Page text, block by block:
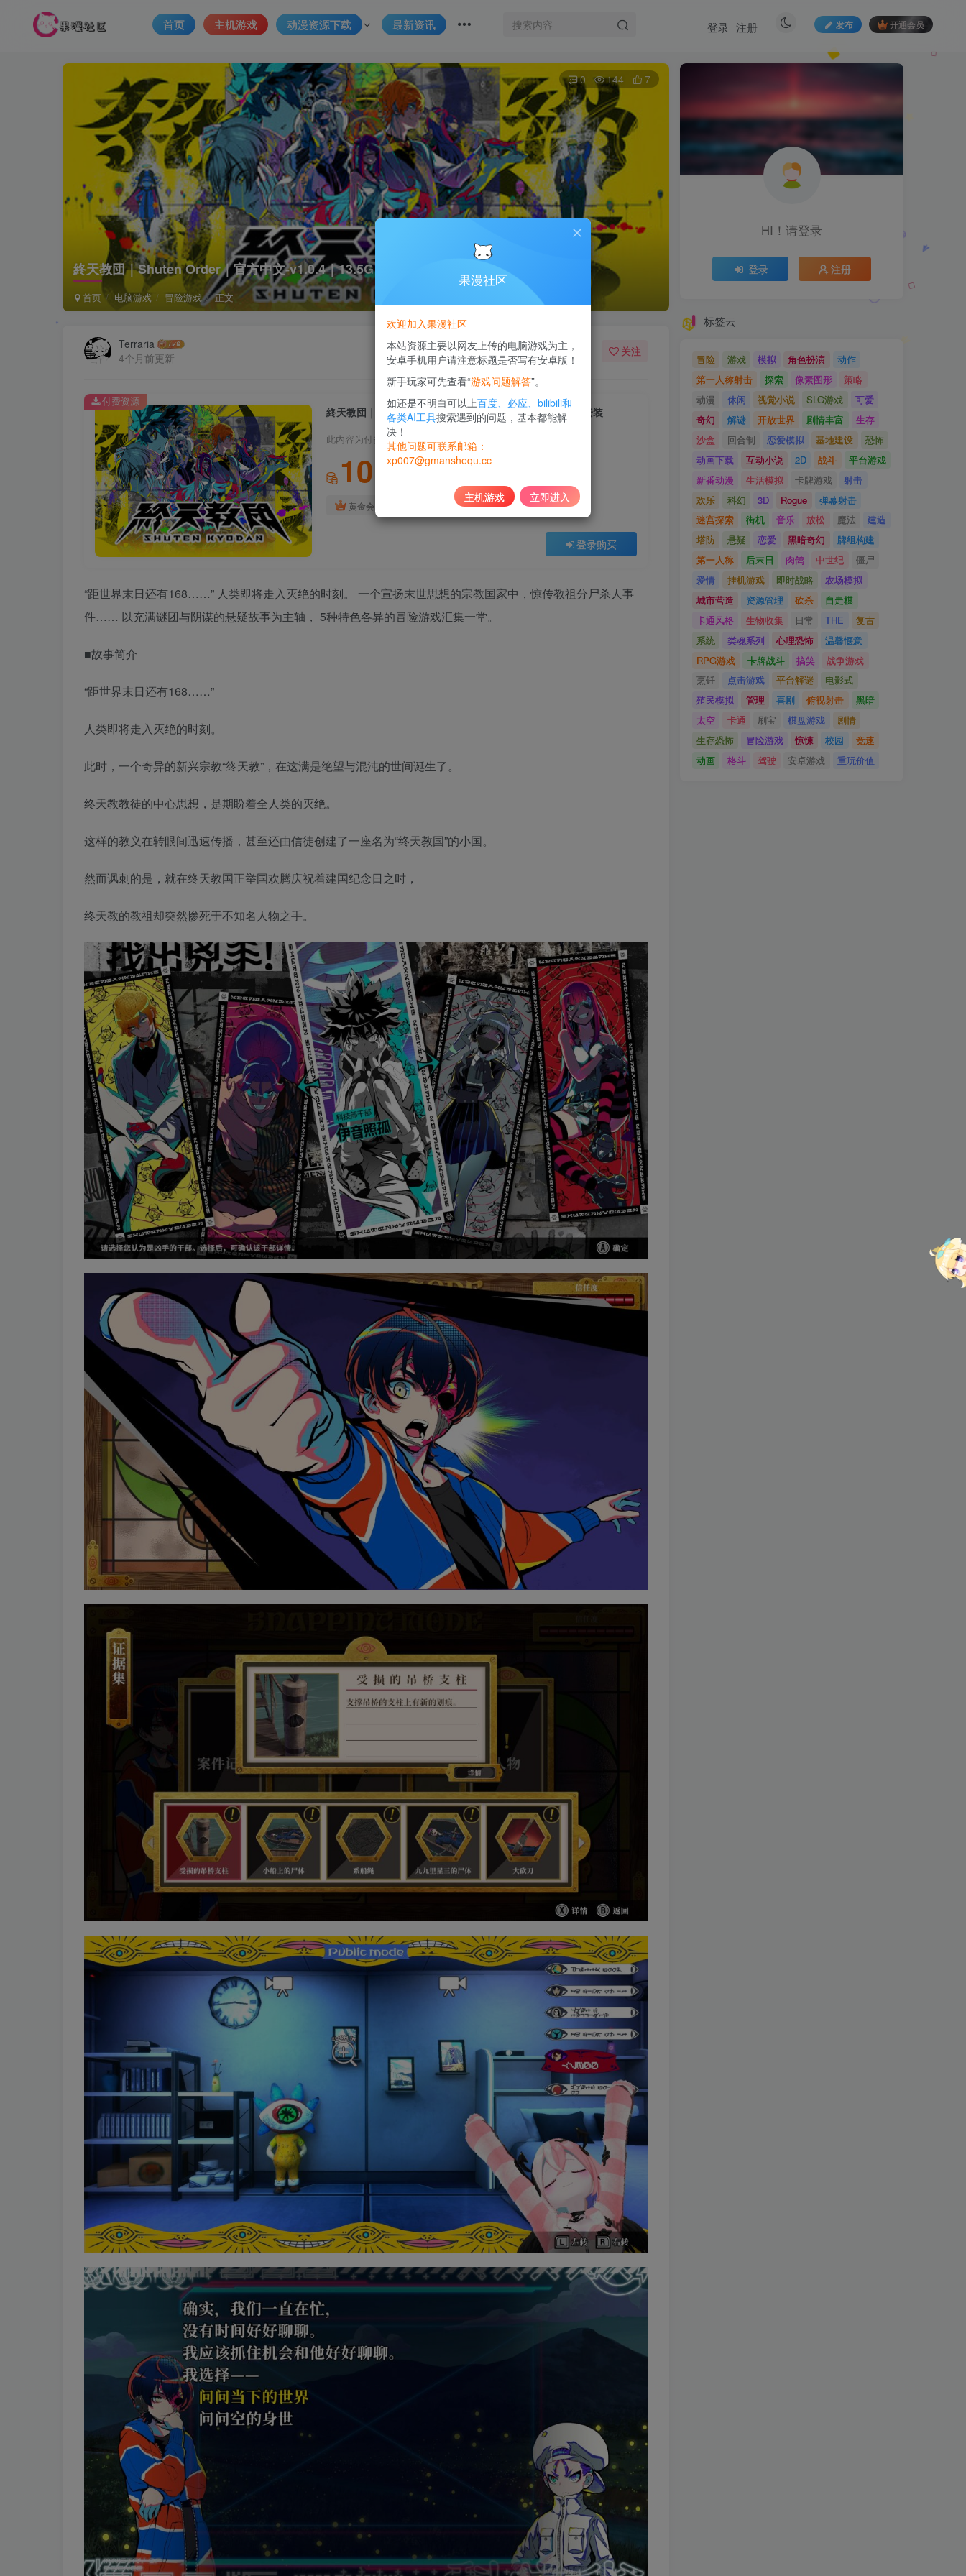
首页 主机游戏 动漫资源下载 最新资讯 发布 开通会员
登录 注册
終天教団｜Shuten Order｜官方中文-v1.0.4｜13.5G｜免安装
首页 电脑游戏 冒险游戏 正文
0 144 7
Terraria
4个月前更新
关注
終天教団｜Shuten Order｜官方中文-v1.0.4｜13.5G｜免安装
此内容为付费资源，请付费后查看
10
黄金会员
登录购买
付费资源
“距世界末日还有168……” 人类即将走入灭绝的时刻。 一个宣扬末世思想的宗教国家中，惊传教祖分尸杀人事
件…… 以充满谜团与阴谋的悬疑故事为主轴， 5种特色各异的冒险游戏汇集一堂。
■故事简介
“距世界末日还有168……”
人类即将走入灭绝的时刻。
此时，一个奇异的新兴宗教“终天教”，在这满是绝望与混沌的世间诞生了。
终天教教徒的中心思想，是期盼着全人类的灭绝。
这样的教义在转眼间迅速传播，甚至还由信徒创建了一座名为“终天教国”的小国。
然而讽刺的是，就在终天教国正举国欢腾庆祝着建国纪念日之时，
终天教的教祖却突然惨死于不知名人物之手。
HI！请登录
登录 注册
标签云
冒险 游戏 模拟 角色扮演
动作
第一人称射击
探索 像素图形
策略
动漫
休闲 视觉小说 SLG游戏
可爱
奇幻
解谜 开放世界 剧情丰富
生存
沙盒
回合制 恋爱模拟 基地建设
恐怖
动画下载
互动小说 2D 战斗
平台游戏
新番动漫
生活模拟 卡牌游戏
射击
欢乐
科幻 3D Rogue
弹幕射击
迷宫探索
街机 音乐 放松 魔法
建造
塔防
悬疑 恋爱 黑暗奇幻
牌组构建
第一人称
后末日 肉鸽 中世纪
僵尸
爱情
挂机游戏 即时战略
农场模拟
城市营造
资源管理 砍杀
自走棋
卡通风格
生物收集 日常 THE
复古
系统
类魂系列 心理恐怖
温馨惬意
RPG游戏
卡牌战斗 搞笑
战争游戏
烹饪
点击游戏 平台解谜
电影式
殖民模拟
管理 喜剧 俯视射击
黑暗
太空
卡通 刷宝 棋盘游戏
剧情
生存恐怖
冒险游戏 惊悚 校园
竞速
动画
格斗 驾驶 安卓游戏 重玩价值
果漫社区
欢迎加入果漫社区
本站资源主要以网友上传的电脑游戏为主，
安卓手机用户请注意标题是否写有安卓版！
新手玩家可先查看“游戏问题解答”。
如还是不明白可以上百度、必应、bilibili和
各类AI工具搜索遇到的问题，基本都能解
决！
其他问题可联系邮箱：
xp007@gmanshequ.cc
主机游戏 立即进入